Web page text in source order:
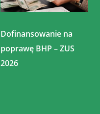
Dofinansowanie na
poprawę BHP – ZUS
2026